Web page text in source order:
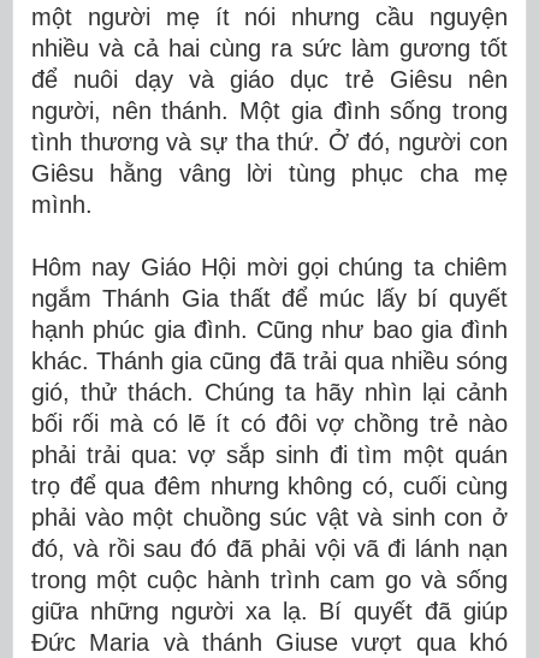
một người mẹ ít nói nhưng cầu nguyện
nhiều và cả hai cùng ra sức làm gương tốt
để nuôi dạy và giáo dục trẻ Giêsu nên
người, nên thánh. Một gia đình sống trong
tình thương và sự tha thứ. Ở đó, người con
Giêsu hằng vâng lời tùng phục cha mẹ
mình.
Hôm nay Giáo Hội mời gọi chúng ta chiêm
ngắm Thánh Gia thất để múc lấy bí quyết
hạnh phúc gia đình. Cũng như bao gia đình
khác. Thánh gia cũng đã trải qua nhiều sóng
gió, thử thách. Chúng ta hãy nhìn lại cảnh
bối rối mà có lẽ ít có đôi vợ chồng trẻ nào
phải trải qua: vợ sắp sinh đi tìm một quán
trọ để qua đêm nhưng không có, cuối cùng
phải vào một chuồng súc vật và sinh con ở
đó, và rồi sau đó đã phải vội vã đi lánh nạn
trong một cuộc hành trình cam go và sống
giữa những người xa lạ. Bí quyết đã giúp
Đức Maria và thánh Giuse vượt qua khó